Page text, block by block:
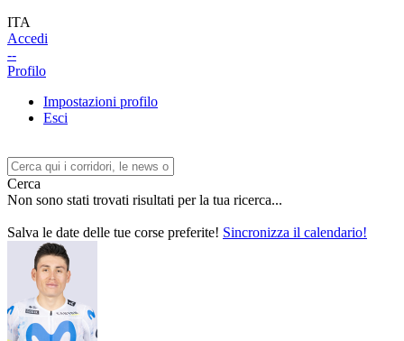
ITA
Accedi
--
Profilo
Impostazioni profilo
Esci
Cerca
Non sono stati trovati risultati per la tua ricerca...
Salva le date delle tue corse preferite! Sincronizza il calendario!